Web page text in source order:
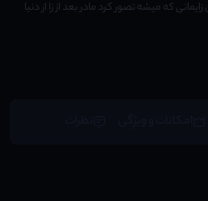
که میشه تصور کرد مادر بعد از زا از دنیا